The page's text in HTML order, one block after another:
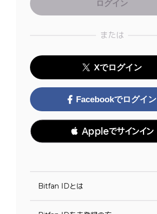
または
Xでログイン
Facebookでログイン
 Appleでサインイン
Bitfan IDとは